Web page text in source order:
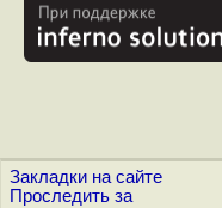
Закладки на сайте
Проследить за